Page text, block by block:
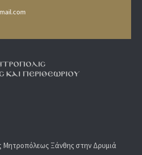
Μητροπόλεως Ξάνθης στην Δρυμιά